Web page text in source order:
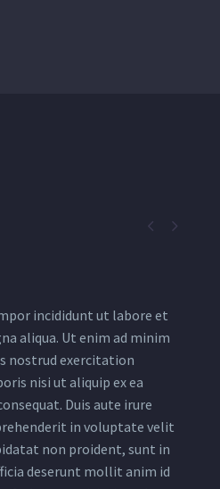
 
incididunt ut labore et
aliqua. Ut enim ad minim
nostrud exercitation
nisi ut aliquip ex ea
Duis aute irure
in voluptate velit
non proident, sunt in
deserunt mollit anim id